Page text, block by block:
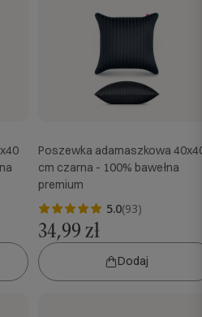
Poszewka adamaszkowa
cm czarna - 100% bawełna
premium
5.0(93)
34,99 zł
Dodaj